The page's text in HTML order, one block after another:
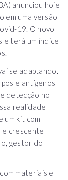
anunciou hoje
em uma versão
19. O novo
e terá um índice
se adaptando.
e antígenos
detecção no
realidade
um kit com
e crescente
gestor do
materiais e